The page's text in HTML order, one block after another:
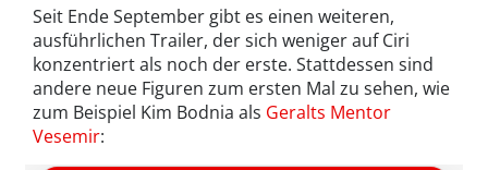
Seit Ende September gibt es einen weiteren,
ausführlichen Trailer, der sich weniger auf Ciri
konzentriert als noch der erste. Stattdessen sind
andere neue Figuren zum ersten Mal zu sehen, wie
zum Beispiel Kim Bodnia als Geralts Mentor
Vesemir: